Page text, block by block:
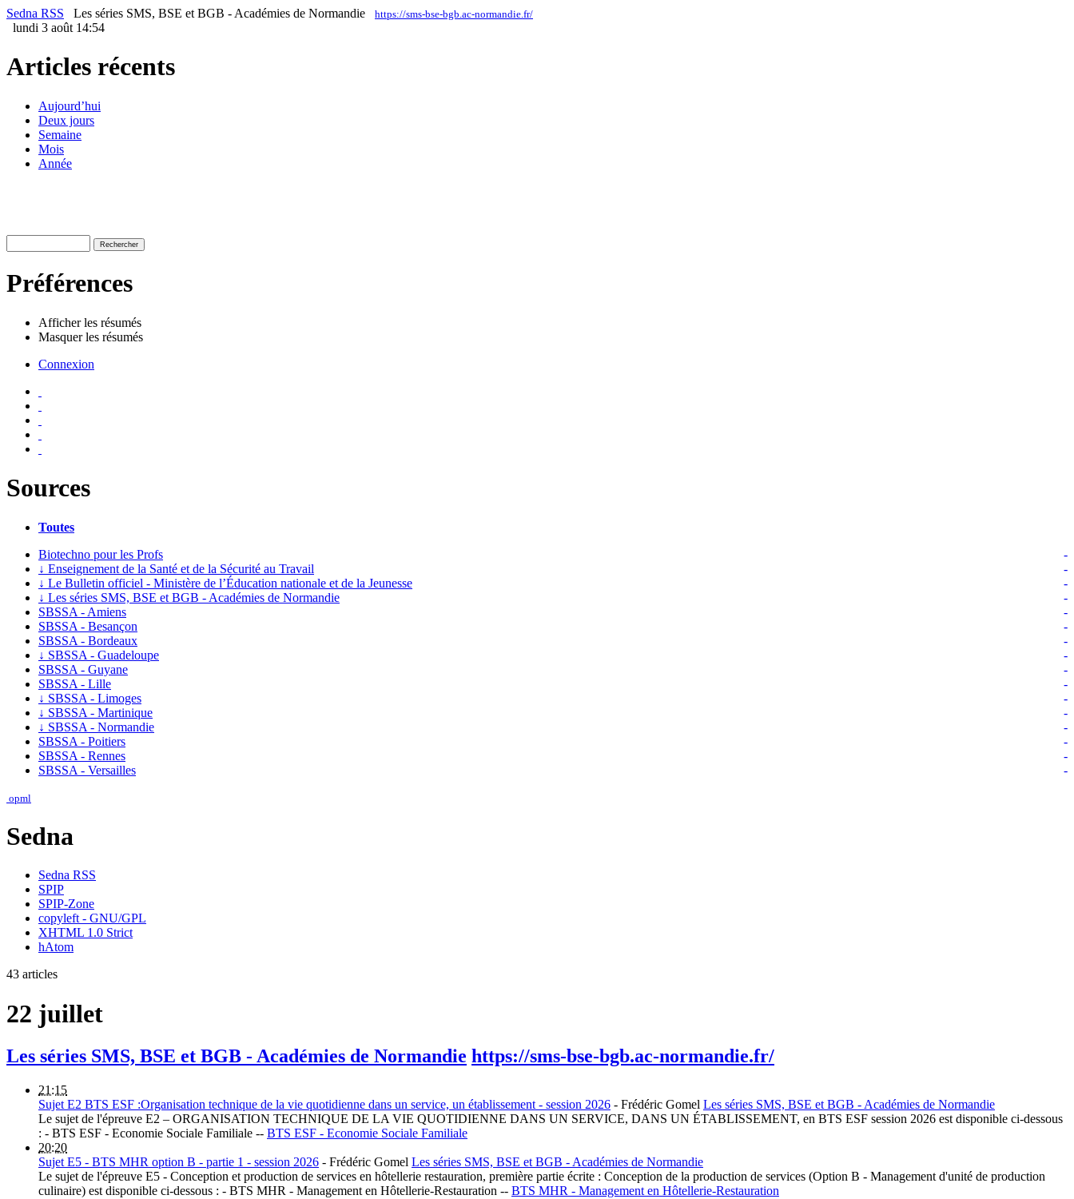
Sedna RSS Les séries SMS, BSE et BGB - Académies de Normandie https://sms-bse-bgb.ac-normandie.fr/
lundi 3 août 14:54
Articles récents
Aujourd’hui
Deux jours
Semaine
Mois
Année
Préférences
Afficher les résumés
Masquer les résumés
Connexion
Sources
Toutes
-
Biotechno pour les Profs
-
↓ Enseignement de la Santé et de la Sécurité au Travail
-
↓ Le Bulletin officiel - Ministère de l’Éducation nationale et de la Jeunesse
-
↓ Les séries SMS, BSE et BGB - Académies de Normandie
-
SBSSA - Amiens
-
SBSSA - Besançon
-
SBSSA - Bordeaux
-
↓ SBSSA - Guadeloupe
-
SBSSA - Guyane
-
SBSSA - Lille
-
↓ SBSSA - Limoges
-
↓ SBSSA - Martinique
-
↓ SBSSA - Normandie
-
SBSSA - Poitiers
-
SBSSA - Rennes
-
SBSSA - Versailles
opml
Sedna
Sedna RSS
SPIP
SPIP-Zone
copyleft - GNU/GPL
XHTML 1.0 Strict
hAtom
43 articles
22 juillet
Les séries SMS, BSE et BGB - Académies de Normandie https://sms-bse-bgb.ac-normandie.fr/
21:15
Sujet E2 BTS ESF :Organisation technique de la vie quotidienne dans un service, un établissement - session 2026 - Frédéric Gomel Les séries SMS, BSE et BGB - Académies de Normandie
Le sujet de l'épreuve E2 – ORGANISATION TECHNIQUE DE LA VIE QUOTIDIENNE DANS UN SERVICE, DANS UN ÉTABLISSEMENT, en BTS ESF session 2026 est disponible ci-dessous
: - BTS ESF - Economie Sociale Familiale -- BTS ESF - Economie Sociale Familiale
20:20
Sujet E5 - BTS MHR option B - partie 1 - session 2026 - Frédéric Gomel Les séries SMS, BSE et BGB - Académies de Normandie
Le sujet de l'épreuve E5 - Conception et production de services en hôtellerie restauration, première partie écrite : Conception de la production de services (Option B - Management d'unité de production
culinaire) est disponible ci-dessous : - BTS MHR - Management en Hôtellerie-Restauration -- BTS MHR - Management en Hôtellerie-Restauration